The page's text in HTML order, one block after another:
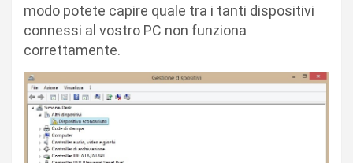
modo potete capire quale tra i tanti dispositivi
connessi al vostro PC non funziona
correttamente.